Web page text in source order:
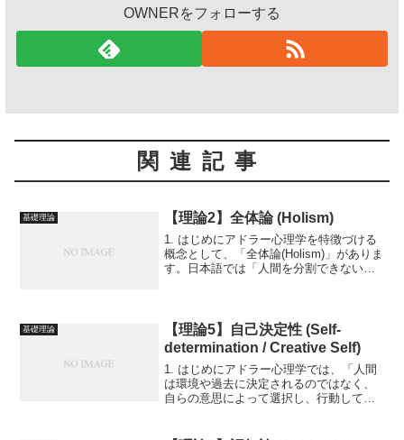
OWNERをフォローする
関連記事
基礎理論 【理論2】全体論 (Holism)
1. はじめにアドラー心理学を特徴づける
概念として、「全体論(Holism)」がありま
す。日本語では「人間を分割できないま
分に切り分け...
基礎理論
【理論5】自己決定性 (Self-
determination / Creative Self)
1. はじめにアドラー心理学では、「人間
は環境や過去に決定されるのではなく、
自らの意思によって選択し、行動してい